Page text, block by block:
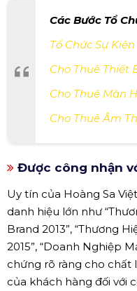
Các Bước Tổ
Tổ Chức Sự
Cho Thuê Thiết
Cho Thuê Màn
Cho Thuê Âm
Được công nhận
Uy tín của Hoàng Sa
danh hiệu lớn như
Brand 2013”, “Thương
2015”, “Doanh Nghiệp
chứng rõ ràng cho chất
của khách hàng đối với